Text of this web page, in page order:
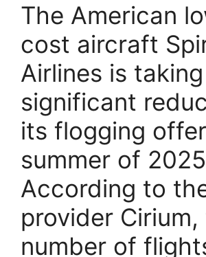
The American
cost aircraft
Airlines is
significant
its flogging
summer of
According to
provider Cirium,
number of